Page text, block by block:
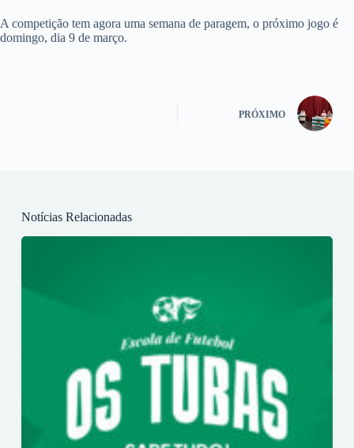
A competição tem agora uma semana de paragem, o próximo jogo é
domingo, dia 9 de março.
PRÓXIMO
Notícias Relacionadas